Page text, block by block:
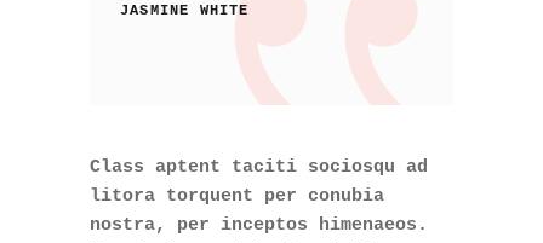
JASMINE WHITE
Class aptent taciti sociosqu ad
litora torquent per conubia
nostra, per inceptos himenaeos.